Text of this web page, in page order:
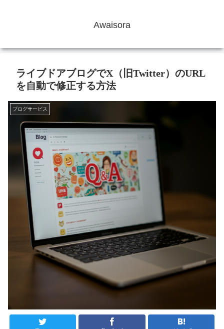
Awaisora
ライブドアブログでX（旧Twitter）のURL
を自動で修正する方法
ブログサービス